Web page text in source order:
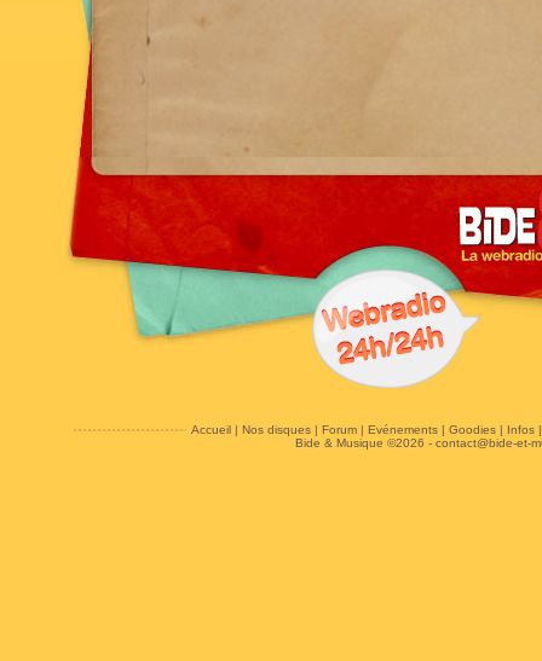
Accueil| Nos disques| Forum| Evénements| Goodies| Infos
Bide & Musique ©2026 - contact@bide-et-